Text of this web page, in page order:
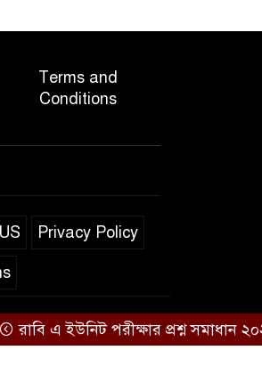
Terms and
Conditions
Privacy Policy
byBD IT HOST
এ ইউনিট পরীক্ষার প্রশ্ন সমাধান